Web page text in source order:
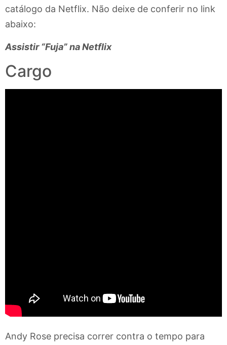
catálogo da Netflix. Não deixe de conferir no link
abaixo:
Assistir “Fuja” na Netflix
Cargo
Andy Rose precisa correr contra o tempo para